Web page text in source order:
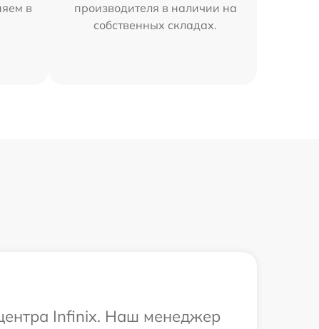
в
производителя в наличии на
собственных складах.
Infinix. Наш менеджер